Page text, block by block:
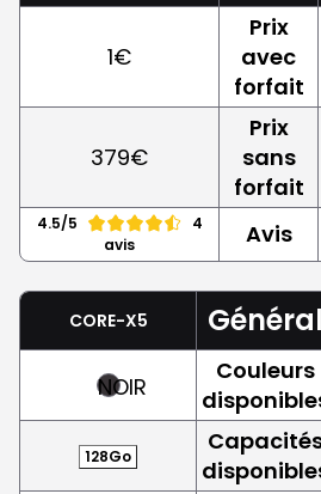
1€
Prix
avec
forfait
379€
Prix
sans
forfait
4.5/5
4
avis
Avis
CORE-X5 Général
NOIR
Couleurs
128Go